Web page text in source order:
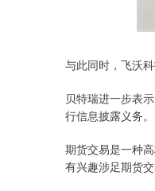
与此同时，飞沃
贝特瑞进一步表
行信息披露义务。
期货交易是一种
有兴趣涉足期货